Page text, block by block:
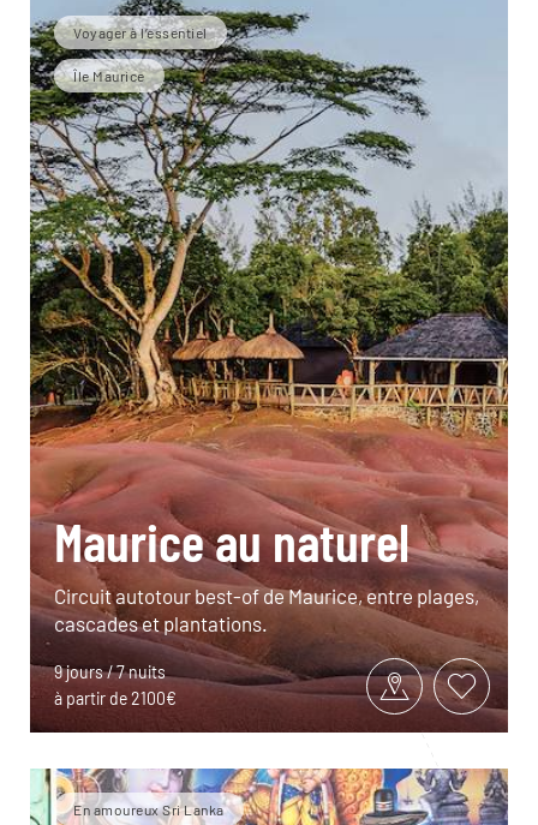
Voyager à l’essentiel
Île Maurice
Maurice au naturel
Circuit autotour best-of de Maurice, entre plages,
cascades et plantations.
9 jours / 7 nuits
à partir de 2100€
En amoureux Sri Lanka